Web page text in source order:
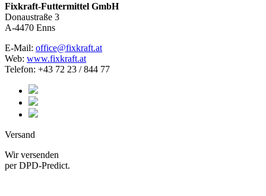
Fixkraft-Futtermittel GmbH
Donaustraße 3
A-4470 Enns
E-Mail: office@fixkraft.at
Web: www.fixkraft.at
Telefon: +43 72 23 / 844 77
Versand
Wir versenden
per DPD-Predict.